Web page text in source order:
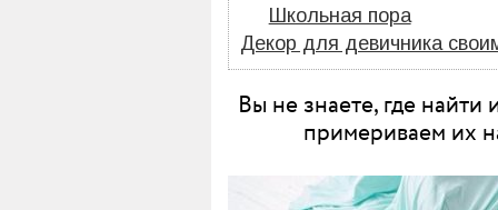
Школьная пора
Декор для девичника
Вы не знаете, где
примериваем их